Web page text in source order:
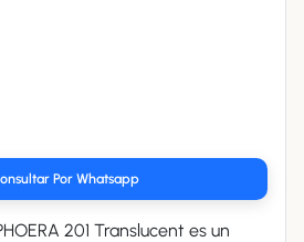
Por Whatsapp
201 Translucent es un